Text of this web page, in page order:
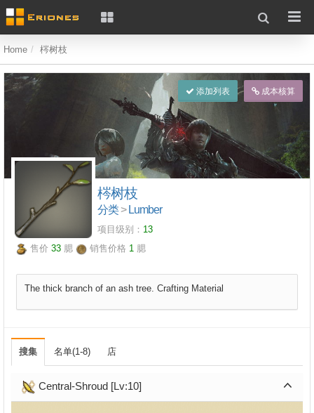
Home 梣树枝
添加列表 成本核算
梣树枝
分类> Lumber
项目级别： 13
售价 33 腮 销售价格 1 腮
The thick branch of an ash tree. Crafting Material
搜集 名单(1-8) 店
Central-Shroud [Lv:10]